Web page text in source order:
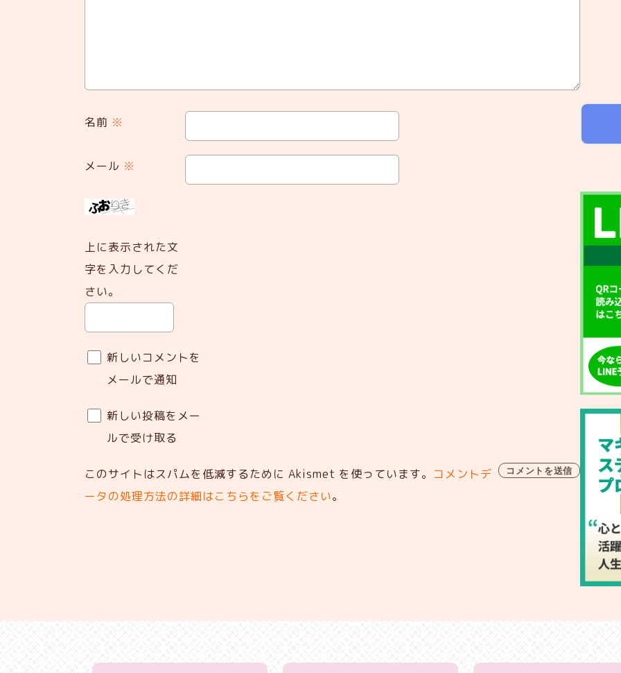
名前 ※
メール ※
上に表示された文
字を入力してくだ
さい。
新しいコメントを
メールで通知
新しい投稿をメー
ルで受け取る
このサイトはスパムを低減するために Akismet を使っています。 コメントデ
ータの処理方法の詳細はこちらをご覧ください。